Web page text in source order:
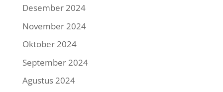
Desember 2024
November 2024
Oktober 2024
September 2024
Agustus 2024